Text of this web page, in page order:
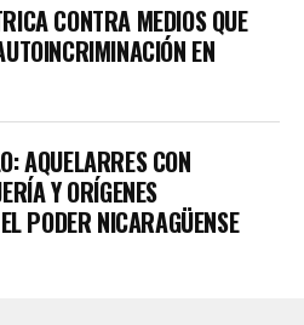
CONTRA MEDIOS QUE
EN
AQUELARRES CON
Y ORÍGENES
PODER NICARAGÜENSE